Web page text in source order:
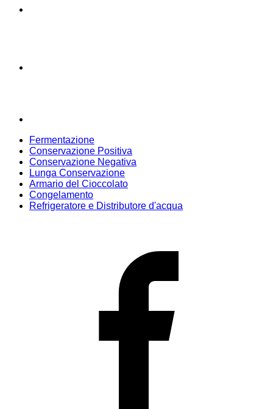
Fermentazione
Conservazione Positiva
Conservazione Negativa
Lunga Conservazione
Armario del Cioccolato
Congelamento
Refrigeratore e Distributore d'acqua